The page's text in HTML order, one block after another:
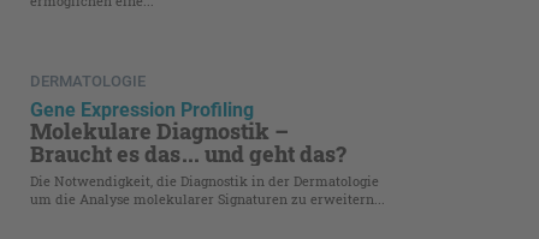
DERMATOLOGIE
Gene Expression Profiling
Molekulare Diagnostik –
Braucht es das ... und geht das?
Die Notwendigkeit, die Diagnostik in der Dermatologie
um die Analyse molekularer Signaturen zu erweitern...